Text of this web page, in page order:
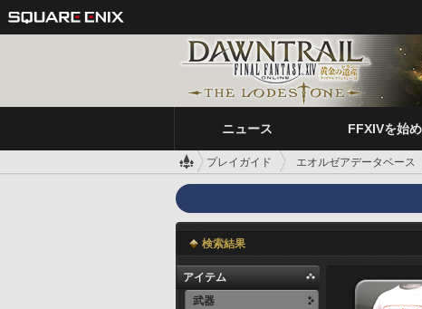
ニュース FFXIVを始
プレイガイド エオルゼアデータベース
検索結果
アイテム
武器